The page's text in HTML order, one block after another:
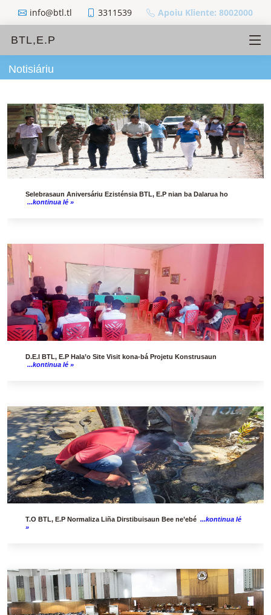
info@btl.tl 3311539 Apoiu Kliente: 8002000
BTL,E.P
Notisiáriu
Selebrasaun Aniversáriu Ezisténsia BTL, E.P nian ba Dalarua ho
...kontinua lé »
D.E.I BTL, E.P Hala’o Site Visit kona-bá Projetu Konstrusaun
...kontinua lé »
T.O BTL, E.P Normaliza Liña Dirstibuisaun Bee ne’ebé ...kontinua lé
»